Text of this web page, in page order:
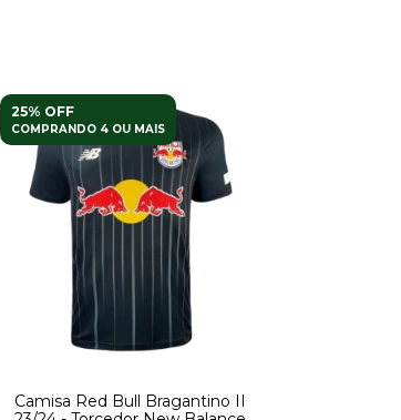
25% OFF
COMPRANDO 4 OU MAIS
Camisa Red Bull Bragantino II